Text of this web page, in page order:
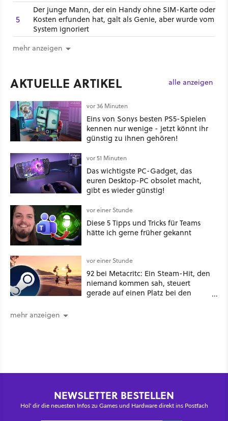
5
Der junge Mann, der ein Handy ohne SIM-Karte oder
Kosten erfunden hat, galt als Genie, aber wurde vom
System ignoriert
mehr anzeigen
AKTUELLE ARTIKEL alle anzeigen
vor 36 Minuten
Eins von Sonys besten PS5-Spielen
kennen nur wenige - jetzt könnt ihr
günstig zu ihnen gehören!
vor 51 Minuten
Das wichtigste PC-Gadget, das
euren Desktop-PC obsolet macht,
gibt es wieder günstig!
vor einer Stunde
Diese 5 Tipps und Tricks für Teams
hätte ich gerne früher gekannt
vor einer Stunde
92 bei Metacritc: Ein Steam-Hit, den
niemand kommen sah, steuert
gerade auf einen Platz bei den
mehr anzeigen
NEWSLETTER BESTELLEN
Hol' dir die neuesten Infos zu Games und Hardware direkt ins Postfach